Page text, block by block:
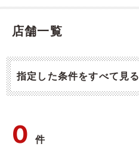
店舗一覧
指定した条件をすべて見る
0件